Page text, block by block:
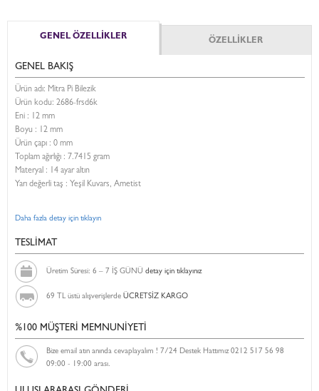
GENEL ÖZELLİKLER ÖZELLİKLER
GENEL BAKIŞ
Ürün adı: Mitra Pi Bilezik
Ürün kodu: 2686-frsd6k
Eni : 12 mm
Boyu : 12 mm
Ürün çapı : 0 mm
Toplam ağırlığı : 7.7415 gram
Materyal : 14 ayar altın
Yarı değerli taş : Yeşil Kuvars, Ametist
Daha fazla detay için tıklayın
TESLİMAT
Üretim Süresi: 6 – 7 İŞ GÜNÜ detay için tıklayınız
69 TL üstü alışverişlerde ÜCRETSİZ KARGO
%100 MÜŞTERİ MEMNUNİYETİ
Bize email atın anında cevaplayalım ! 7/24 Destek Hattımız 0212 517 56 98
09:00 - 19:00 arası.